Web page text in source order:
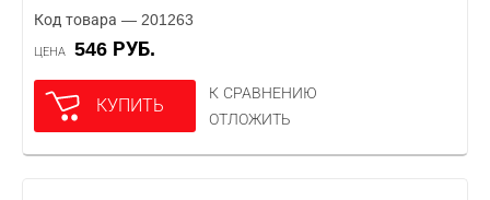
Код товара — 201263
ЦЕНА 546 РУБ.
КУПИТЬ
К СРАВНЕНИЮ
ОТЛОЖИТЬ